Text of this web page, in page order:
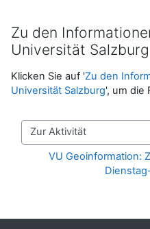
Zu den
Universität Salzburg
Abschlussbedingungen
Klicken Sie auf 'Zu den
Universität Salzburg', um die
Zur Aktivität
VU Geoinformation:
Ergänzungsblöcke